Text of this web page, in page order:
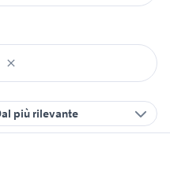
più rilevante